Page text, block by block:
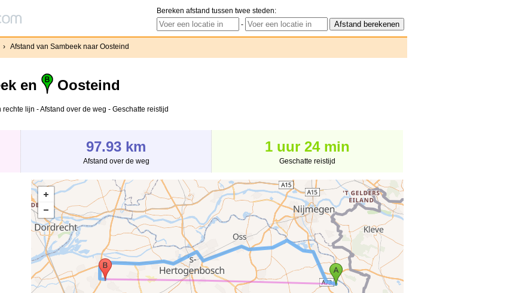
Bereken afstand tussen twee steden:
-
› Afstand van Sambeek naar Oosteind
en Oosteind
lijn - Afstand over de weg - Geschatte reistijd
97.93 km
Afstand over de weg
1 uur 24 min
Geschatte reistijd